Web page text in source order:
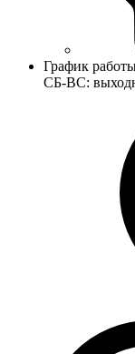
График
СБ-ВС: